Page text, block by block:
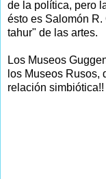
de la política, pero
ésto es Salomón
tahur" de las artes.
Los Museos
los Museos Rusos,
relación simbiótica!!